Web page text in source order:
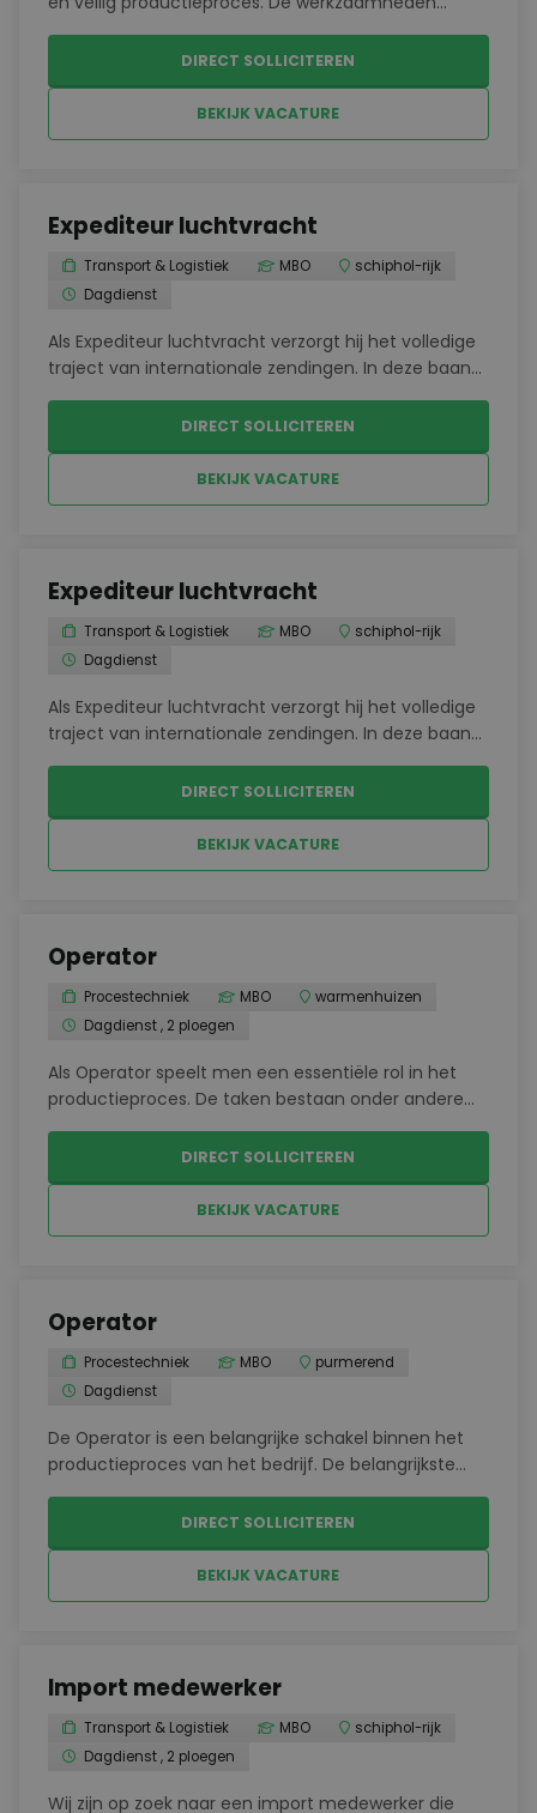
bestaan onder andere uit:Instellen, starten en
schoonmaken van de productielijnen en apparatuur
voor print- en stickersystemen;Uitvoeren van
DIRECT SOLLICITEREN
BEKIJK VACATURE
Expediteur luchtvracht
Transport & Logistiek MBO
schiphol-rijk
Dagdienst
Als Expediteur luchtvracht verzorgt hij het volledige
traject van internationale zendingen. In deze baan
werkt hij samen met vervoerders, leveranciers en
buitenlandse agenten om alles soepel te laten
verlopen.Aannemen en afhandelen van
DIRECT SOLLICITEREN
BEKIJK VACATURE
Expediteur luchtvracht
Transport & Logistiek MBO
schiphol-rijk
Dagdienst
Als Expediteur luchtvracht verzorgt hij het volledige
traject van internationale zendingen. In deze baan
werkt hij samen met vervoerders, leveranciers en
buitenlandse agenten om alles soepel te laten
verlopen.Aannemen en afhandelen van
DIRECT SOLLICITEREN
BEKIJK VACATURE
Operator
Procestechniek MBO
warmenhuizen
Dagdienst , 2 ploegen
Als Operator speelt men een essentiële rol in het
productieproces. De taken bestaan onder andere
uit:Reinigen en instellen van de printcodering en
stickerapparatuur;Uitvoeren van zuurstof- en
allergenenmetingen;Controleren van de
metaaldetector en...
DIRECT SOLLICITEREN
BEKIJK VACATURE
Operator
Procestechniek MBO
purmerend
Dagdienst
De Operator is een belangrijke schakel binnen het
productieproces van het bedrijf. De belangrijkste
taken zijn:Reinigen en goed instellen van de
apparatuur voor printcodering en stickers;Uitvoeren
van controles, zoals zuurstof- en
allergenenmeting...
DIRECT SOLLICITEREN
BEKIJK VACATURE
Import medewerker
Transport & Logistiek MBO
schiphol-rijk
Dagdienst , 2 ploegen
Wij zijn op zoek naar een import medewerker die